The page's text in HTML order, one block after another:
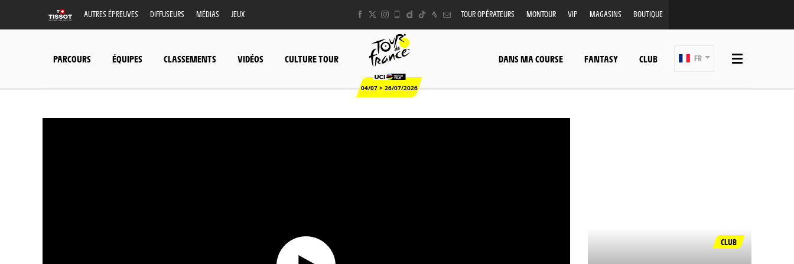
AUTRES ÉPREUVES DIFFUSEURS MÉDIAS JEUX TOUR OPÉRATEURS MONTOUR VIP MAGASINS BOUTIQUE
PARCOURS ÉQUIPES CLASSEMENTS VIDÉOS CULTURE TOUR
04/07 > 26/07/2026
DANS MA COURSE FANTASY CLUB FR
CLUB